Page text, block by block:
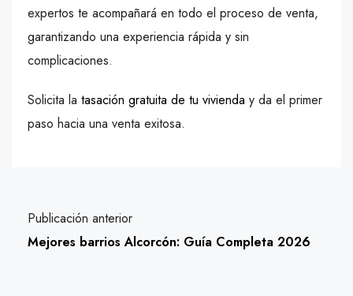
expertos te acompañará en todo el proceso de venta,
garantizando una experiencia rápida y sin
complicaciones.
Solicita la tasación gratuita de tu vivienda y da el primer
paso hacia una venta exitosa.
Publicación anterior
Mejores barrios Alcorcón: Guía Completa 2026